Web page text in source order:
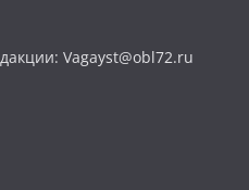
Vagayst@obl72.ru